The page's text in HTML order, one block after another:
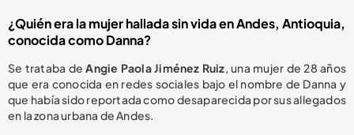
¿Quién era la mujer hallada sin vida en Andes, Antioquia,
conocida como Danna?
Se trataba deAngie Paola Jiménez Ruiz, una mujer de 28 años
que era conocida en redes sociales bajo el nombre de Danna y
que había sido reportada como desaparecida por sus allegados
en la zona urbana de Andes.